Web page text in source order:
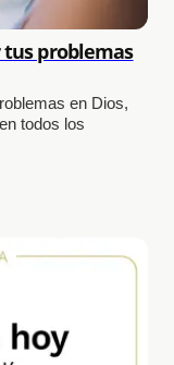
tus problemas
en Dios,
todos los